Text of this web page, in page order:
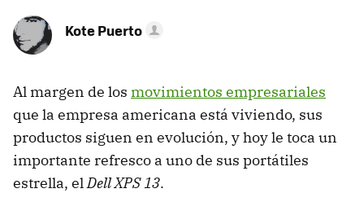
Kote Puerto
Al margen de los movimientos empresariales
que la empresa americana está viviendo, sus
productos siguen en evolución, y hoy le toca un
importante refresco a uno de sus portátiles
estrella, elDell XPS 13.